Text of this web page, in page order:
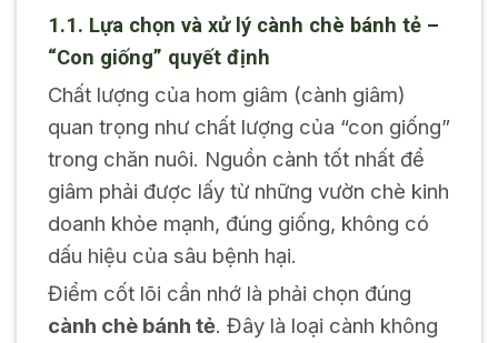
1.1. Lựa chọn và xử lý cành chè bánh tẻ –
“Con giống” quyết định
Chất lượng của hom giâm (cành giâm)
quan trọng như chất lượng của “con giống”
trong chăn nuôi. Nguồn cành tốt nhất để
giâm phải được lấy từ những vườn chè kinh
doanh khỏe mạnh, đúng giống, không có
dấu hiệu của sâu bệnh hại.
Điểm cốt lõi cần nhớ là phải chọn đúng
cành chè bánh tẻ. Đây là loại cành không